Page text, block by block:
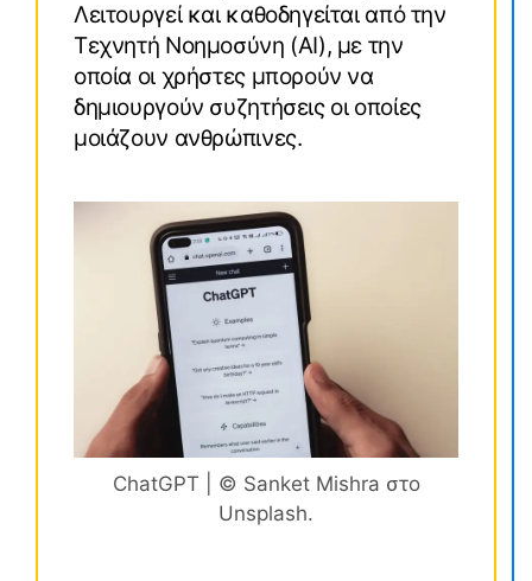
Λειτουργεί και καθοδηγείται από την
Τεχνητή Νοημοσύνη (AI), με την
οποία οι χρήστες μπορούν να
δημιουργούν συζητήσεις οι οποίες
μοιάζουν ανθρώπινες.
ChatGPT | © Sanket Mishra στο
Unsplash.